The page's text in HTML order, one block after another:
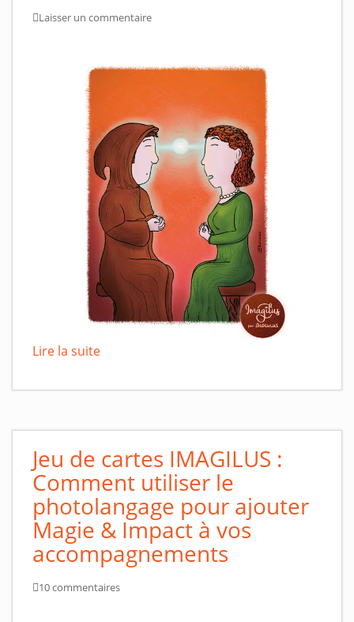
Laisser un commentaire
Lire la suite
Jeu de cartes IMAGILUS :
Comment utiliser le
photolangage pour ajouter
Magie & Impact à vos
accompagnements
10 commentaires